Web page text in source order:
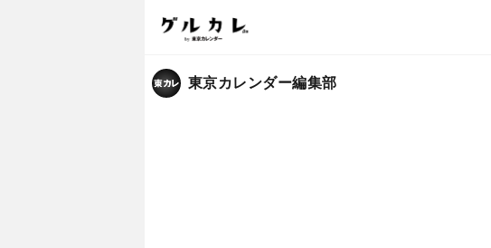
東京カレンダー編集部